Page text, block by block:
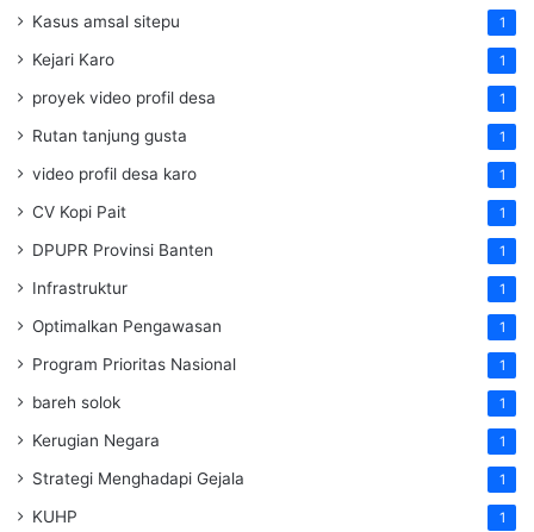
Kasus amsal sitepu 1
Kejari Karo 1
proyek video profil desa 1
Rutan tanjung gusta 1
video profil desa karo 1
CV Kopi Pait 1
DPUPR Provinsi Banten 1
Infrastruktur 1
Optimalkan Pengawasan 1
Program Prioritas Nasional 1
bareh solok 1
Kerugian Negara 1
Strategi Menghadapi Gejala 1
KUHP 1